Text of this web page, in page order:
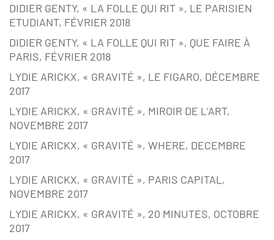
DIDIER GENTY, « LA FOLLE QUI RIT », LE PARISIEN
ETUDIANT, FÉVRIER 2018
DIDIER GENTY, « LA FOLLE QUI RIT », QUE FAIRE À
PARIS, FÉVRIER 2018
LYDIE ARICKX, « GRAVITÉ », LE FIGARO, DÉCEMBRE
2017
LYDIE ARICKX, « GRAVITÉ », MIROIR DE L’ART,
NOVEMBRE 2017
LYDIE ARICKX, « GRAVITÉ », WHERE, DECEMBRE
2017
LYDIE ARICKX, « GRAVITÉ », PARIS CAPITAL,
NOVEMBRE 2017
LYDIE ARICKX, « GRAVITÉ », 20 MINUTES, OCTOBRE
2017